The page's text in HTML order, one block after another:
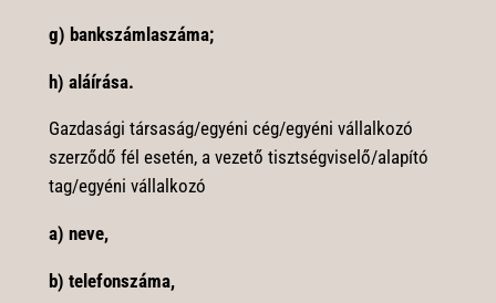
g) bankszámlaszáma;
h) aláírása.
Gazdasági társaság/egyéni cég/egyéni vállalkozó
szerződő fél esetén, a vezető tisztségviselő/alapító
tag/egyéni vállalkozó
a) neve,
b) telefonszáma,